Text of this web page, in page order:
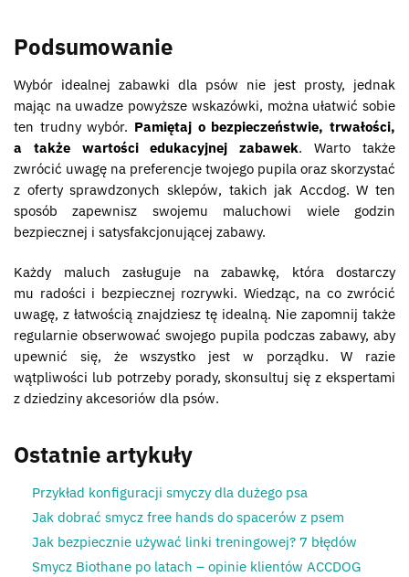
Podsumowanie
Wybór idealnej zabawki dla psów nie jest prosty, jednak
mając na uwadze powyższe wskazówki, można ułatwić sobie
ten trudny wybór. Pamiętaj o bezpieczeństwie, trwałości,
a także wartości edukacyjnej zabawek. Warto także
zwrócić uwagę na preferencje twojego pupila oraz skorzystać
z oferty sprawdzonych sklepów, takich jak Accdog. W ten
sposób zapewnisz swojemu maluchowi wiele godzin
bezpiecznej i satysfakcjonującej zabawy.
Każdy maluch zasługuje na zabawkę, która dostarczy
mu radości i bezpiecznej rozrywki. Wiedząc, na co zwrócić
uwagę, z łatwością znajdziesz tę idealną. Nie zapomnij także
regularnie obserwować swojego pupila podczas zabawy, aby
upewnić się, że wszystko jest w porządku. W razie
wątpliwości lub potrzeby porady, skonsultuj się z ekspertami
z dziedziny akcesoriów dla psów.
Ostatnie artykuły
Przykład konfiguracji smyczy dla dużego psa
Jak dobrać smycz free hands do spacerów z psem
Jak bezpiecznie używać linki treningowej? 7 błędów
Smycz Biothane po latach – opinie klientów ACCDOG